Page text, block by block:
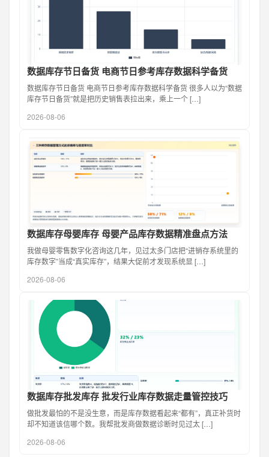
数据库存节日备货 电商节日参考库存数据科学备货
数据库存节日备货 电商节日参考库存数据科学备货 很多人以为“数据
库存节日备货”就是把历史销售表拉出来，乘上一个 […]
2026-08-06
数据库存母婴库存 母婴产品库存数据精准盘点方法
我做母婴零售数字化咨询这几年，见过太多门店把“进销存系统里的
库存数字”当成“真实库存”，结果大促前才发现系统显 […]
2026-08-06
数据库存批发库存 批发行业库存数据走量管控技巧
做批发最怕的不是没生意，而是库存数据看起来“都有”，真正补货时
却不知道该信哪个数。我帮批发商做数据诊断时见过太 […]
2026-08-06